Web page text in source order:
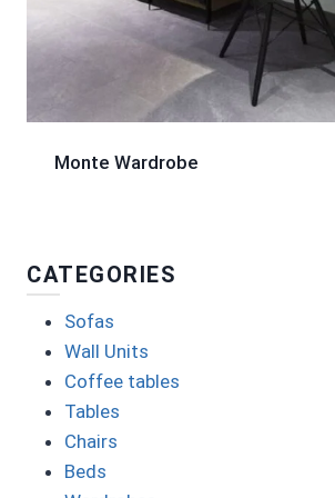
Monte Wardrobe
CATEGORIES
Sofas
Wall Units
Coffee tables
Tables
Chairs
Beds